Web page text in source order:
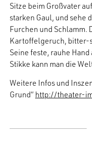
Sitze beim Großvater
starken Gaul, und sehe
Furchen und Schlamm.
Kartoffelgeruch, bitter-
Seine feste, rauhe
Stikke kann man die
Weitere Infos und
Grund“ http://theater-